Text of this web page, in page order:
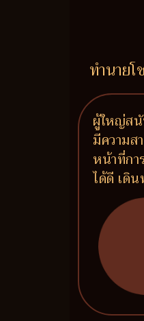
ทำนาย
ผู้ใหญ่สนั
มีความส
หน้าที่กา
ได้ดี เดิ